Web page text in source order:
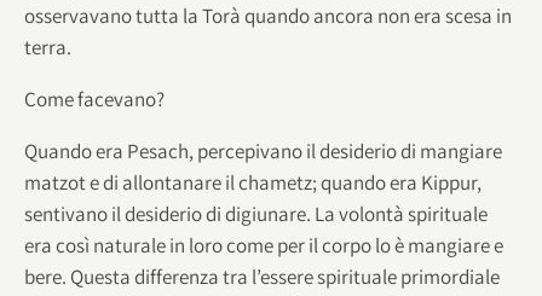
osservavano tutta la Torà quando ancora non era scesa in
terra.
Come facevano?
Quando era Pesach, percepivano il desiderio di mangiare
matzot e di allontanare il chametz; quando era Kippur,
sentivano il desiderio di digiunare. La volontà spirituale
era così naturale in loro come per il corpo lo è mangiare e
bere. Questa differenza tra l’essere spirituale primordiale